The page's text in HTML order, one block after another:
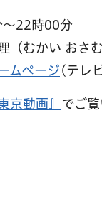
22時00分
（むかい おさむ
ムページ (テレ
京動画』 でご覧